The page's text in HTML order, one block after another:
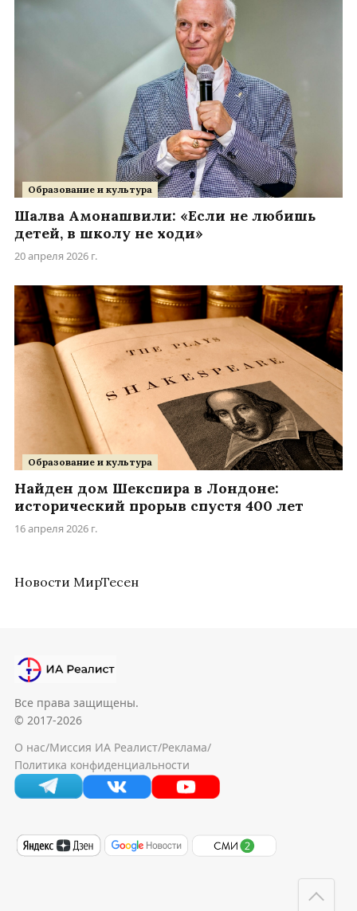
Образование и культура
Шалва Амонашвили: «Если не любишь
детей, в школу не ходи»
20 апреля 2026 г.
Образование и культура
Найден дом Шекспира в Лондоне:
исторический прорыв спустя 400 лет
16 апреля 2026 г.
Новости МирТесен
Все права защищены.
© 2017-2026
О нас/Миссия ИА Реалист/Реклама/
Политика конфиденциальности